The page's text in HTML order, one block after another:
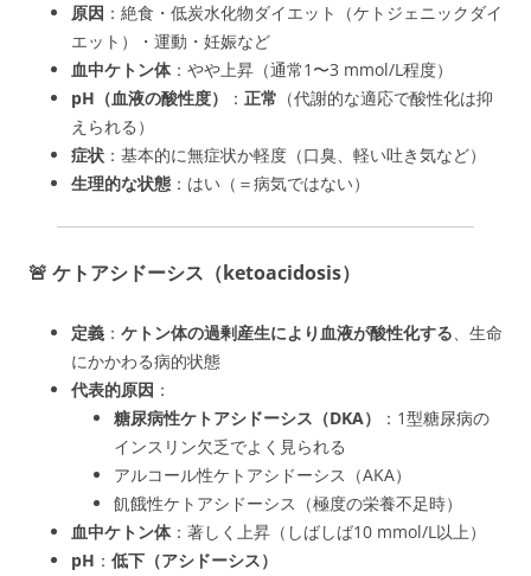
原因 ：絶食・低炭水化物ダイエット（ケトジェニックダイ
エット）・運動・妊娠など
血中ケトン体：やや上昇（通常1〜3 mmol/L程度）
pH（血液の酸性度）
： 正常 （代謝的な適応で酸性化は抑
えられる）
症状 ：基本的に無症状か軽度（口臭、軽い吐き気など）
生理的な状態 ：はい（＝病気ではない）
🚨 ケトアシドーシス（ketoacidosis）
定義 ： ケトン体の過剰産生により血液が酸性化する、生命
にかかわる病的状態
代表的原因 ：
糖尿病性ケトアシドーシス（DKA）
：1型糖尿病の
インスリン欠乏でよく見られる
アルコール性ケトアシドーシス（AKA）
飢餓性ケトアシドーシス（極度の栄養不足時）
血中ケトン体：著しく上昇（しばしば10 mmol/L以上）
pH ： 低下（アシドーシス）